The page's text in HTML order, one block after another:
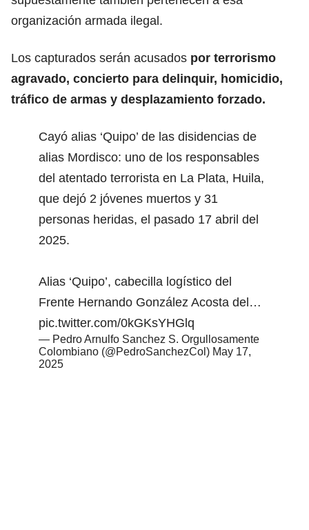
organización armada ilegal.
Los capturados serán acusados por terrorismo
agravado, concierto para delinquir, homicidio,
tráfico de armas y desplazamiento forzado.
Cayó alias ‘Quipo’ de las disidencias de
alias Mordisco: uno de los responsables
del atentado terrorista en La Plata, Huila,
que dejó 2 jóvenes muertos y 31
personas heridas, el pasado 17 abril del
2025.
Alias ‘Quipo’, cabecilla logístico del
Frente Hernando González Acosta del…
pic.twitter.com/0kGKsYHGlq
— Pedro Arnulfo Sanchez S. Orgullosamente
Colombiano (@PedroSanchezCol) May 17,
2025